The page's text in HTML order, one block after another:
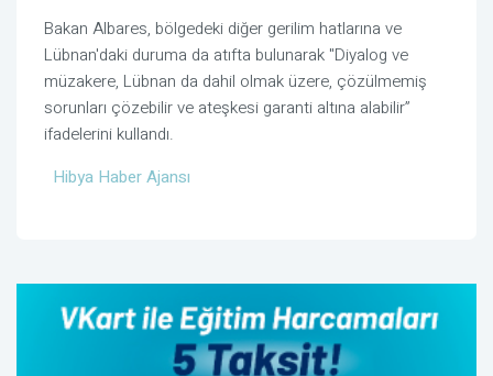
Bakan Albares, bölgedeki diğer gerilim hatlarına ve
Lübnan'daki duruma da atıfta bulunarak "Diyalog ve
müzakere, Lübnan da dahil olmak üzere, çözülmemiş
sorunları çözebilir ve ateşkesi garanti altına alabilir”
ifadelerini kullandı.
Hibya Haber Ajansı